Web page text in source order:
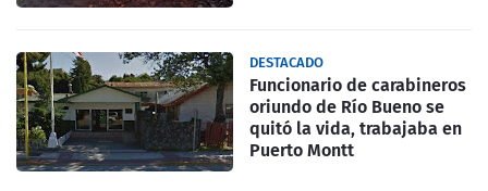
DESTACADO
Funcionario de carabineros
oriundo de Río Bueno se
quitó la vida, trabajaba en
Puerto Montt